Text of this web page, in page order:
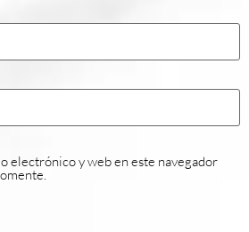
electrónico y web en este navegador